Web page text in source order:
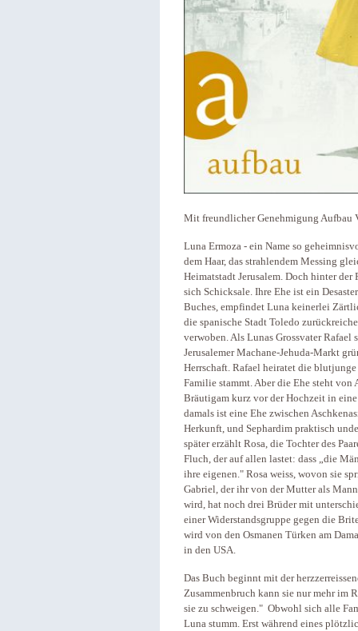
Mit freundlicher Genehmigung Aufbau
Luna Ermoza - ein Name so
dem Haar, das strahlendem Messing
Heimatstadt Jerusalem. Doch hinter der
sich Schicksale. Ihre Ehe ist ein
Buches, empfindet Luna keinerlei
die spanische Stadt Toledo
verwoben. Als Lunas Grossvater Rafael
Jerusalemer Machane-Jehuda-Markt
Herrschaft. Rafael heiratet die
Familie stammt. Aber die Ehe steht von
Bräutigam kurz vor der Hochzeit in
damals ist eine Ehe zwischen
Herkunft, und Sephardim praktisch
später erzählt Rosa, die Tochter des
Fluch, der auf allen lastet: dass „die
ihre eigenen." Rosa weiss, wovon sie
Gabriel, der ihr von der Mutter als
wird, hat noch drei Brüder mit
einer Widerstandsgruppe gegen die
wird von den Osmanen Türken am
in den USA.
Das Buch beginnt mit der
Zusammenbruch kann sie nur mehr im
sie zu schweigen." Obwohl sich alle
Luna stumm. Erst während eines